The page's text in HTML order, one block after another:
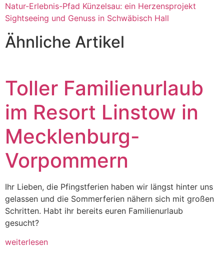
Natur-Erlebnis-Pfad Künzelsau: ein Herzensprojekt
Sightseeing und Genuss in Schwäbisch Hall
Ähnliche Artikel
Toller Familienurlaub
im Resort Linstow in
Mecklenburg-
Vorpommern
Ihr Lieben, die Pfingstferien haben wir längst hinter uns
gelassen und die Sommerferien nähern sich mit großen
Schritten. Habt ihr bereits euren Familienurlaub
gesucht?
weiterlesen